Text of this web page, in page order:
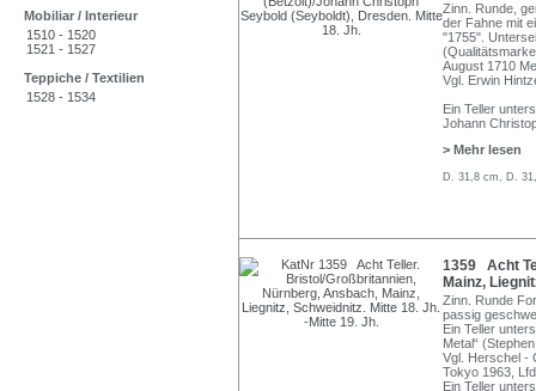
Mobiliar / Interieur
1510 - 1520
1521 - 1527
Teppiche / Textilien
1528 - 1534
Zinn. Runde,
der Fahne mit
"1755".
August 1710
Vgl. Erwin
Ein Teller
Johann
> Mehr lesen
D. 31,8 cm, D.
1359 Acht
Mainz,
Zinn. Runde
passig
Ein Teller
Metal“
Vgl. Herschel -
Tokyo 1963,
Ein Teller